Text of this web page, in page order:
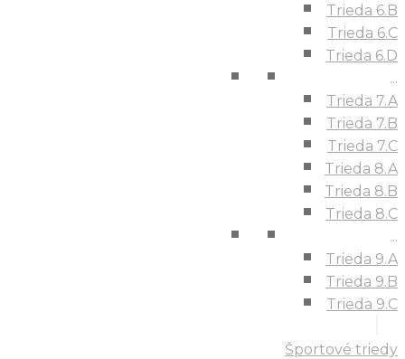
Trieda 6.B
Trieda 6.C
Trieda 6.D
...
Trieda 7.A
Trieda 7.B
Trieda 7.C
Trieda 8.A
Trieda 8.B
Trieda 8.C
...
Trieda 9.A
Trieda 9.B
Trieda 9.C
Športové triedy